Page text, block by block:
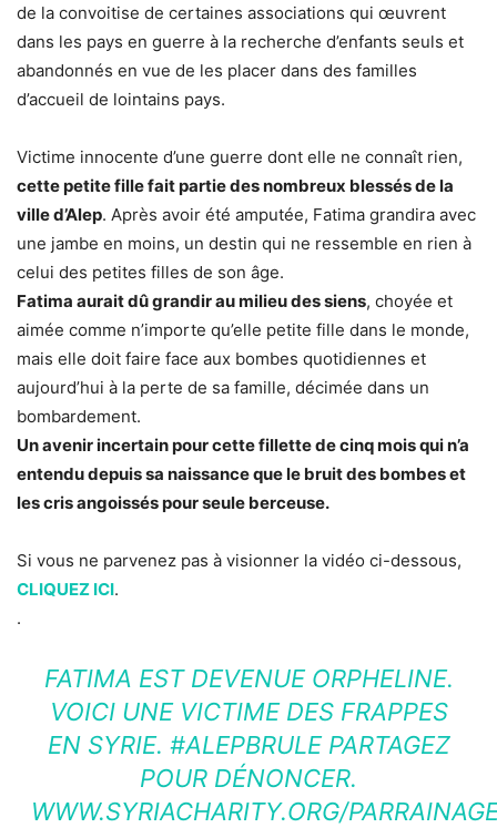
de la convoitise de certaines associations qui œuvrent
dans les pays en guerre à la recherche d’enfants seuls et
abandonnés en vue de les placer dans des familles
d’accueil de lointains pays.
Victime innocente d’une guerre dont elle ne connaît rien,
cette petite fille fait partie des nombreux blessés de la
ville d’Alep. Après avoir été amputée, Fatima grandira avec
une jambe en moins, un destin qui ne ressemble en rien à
celui des petites filles de son âge.
Fatima aurait dû grandir au milieu des siens, choyée et
aimée comme n’importe qu’elle petite fille dans le monde,
mais elle doit faire face aux bombes quotidiennes et
aujourd’hui à la perte de sa famille, décimée dans un
bombardement.
Un avenir incertain pour cette fillette de cinq mois qui n’a
entendu depuis sa naissance que le bruit des bombes et
les cris angoissés pour seule berceuse.
Si vous ne parvenez pas à visionner la vidéo ci-dessous,
CLIQUEZ ICI.
.
FATIMA EST DEVENUE ORPHELINE.
VOICI UNE VICTIME DES FRAPPES
EN SYRIE. #ALEPBRULE PARTAGEZ
POUR DÉNONCER.
WWW.SYRIACHARITY.ORG/